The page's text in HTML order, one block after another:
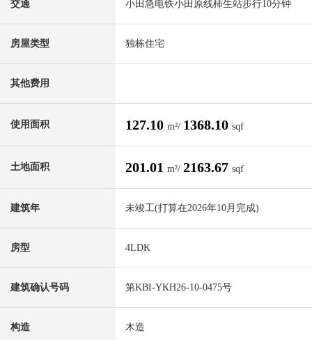
交通 小田急电铁小田原线柿生站步行10分钟
房屋类型 独栋住宅
其他费用
使用面积 127.10 m²/ 1368.10 sqf
土地面积 201.01 m²/ 2163.67 sqf
建筑年 未竣工(打算在2026年10月完成)
房型 4LDK
建筑确认号码 第KBI-YKH26-10-0475号
构造 木造